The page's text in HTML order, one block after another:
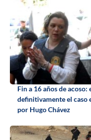
Fin a 16 años de
definitivamente el caso
por Hugo Chávez